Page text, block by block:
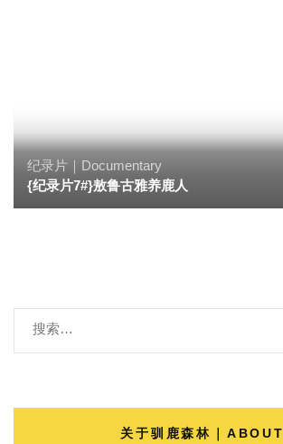
纪录片｜Documentary
{纪录片7#}敖鲁古雅养鹿人
搜
索：
关于驯鹿森林｜ABOUT